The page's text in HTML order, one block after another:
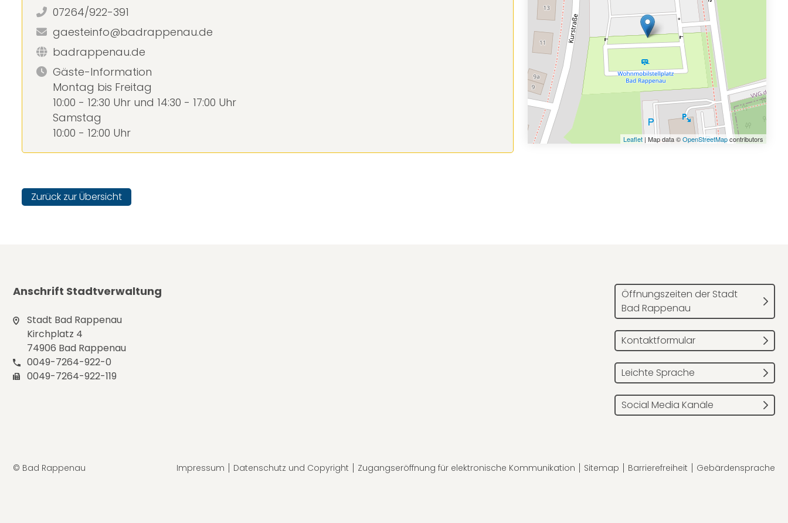
07264/922-391
gaesteinfo@badrappenau.de
badrappenau.de
Gäste-Information
Montag bis Freitag
10:00 - 12:30 Uhr und 14:30 - 17:00 Uhr
Samstag
10:00 - 12:00 Uhr
Zurück zur Übersicht
Leaflet| Map data ©OpenStreetMapcontributors
Anschrift Stadtverwaltung
Stadt Bad Rappenau
Kirchplatz 4
74906 Bad Rappenau
0049-7264-922-0
0049-7264-922-119
Öffnungszeiten der Stadt
Bad Rappenau
Kontaktformular
Leichte Sprache
Social Media Kanäle
© Bad Rappenau Impressum Datenschutz und Copyright Zugangseröffnung für elektronische Kommunikation Sitemap Barrierefreiheit Gebärdensprache